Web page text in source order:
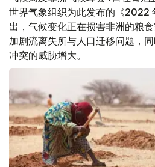
世界气象组织为此发布的《2022
出，气候变化正在损害非洲的粮
加剧流离失所与人口迁移问题，
冲突的威胁增大。